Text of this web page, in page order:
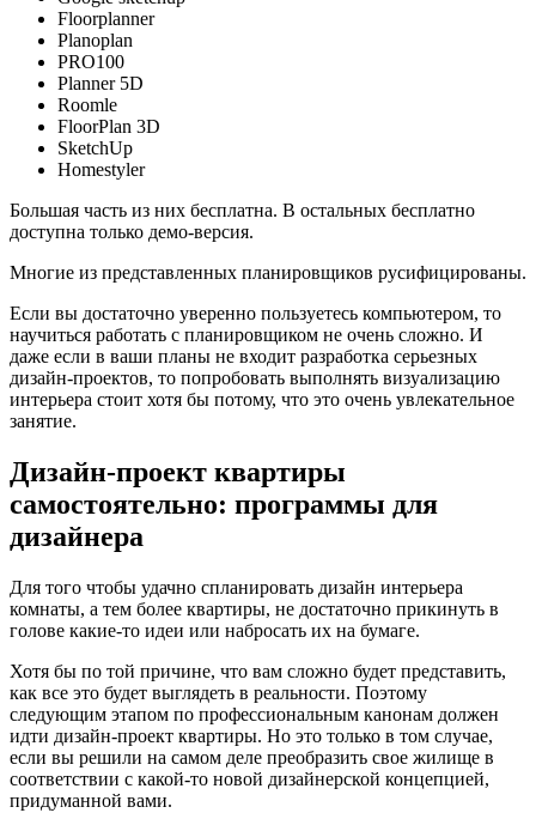
Floorplanner
Planoplan
PRO100
Planner 5D
Roomle
FloorPlan 3D
SketchUp
Homestyler
Большая часть из них бесплатна. В остальных бесплатно
доступна только демо-версия.
Многие из представленных планировщиков русифицированы.
Если вы достаточно уверенно пользуетесь компьютером, то
научиться работать с планировщиком не очень сложно. И
даже если в ваши планы не входит разработка серьезных
дизайн-проектов, то попробовать выполнять визуализацию
интерьера стоит хотя бы потому, что это очень увлекательное
занятие.
Дизайн-проект квартиры
самостоятельно: программы для
дизайнера
Для того чтобы удачно спланировать дизайн интерьера
комнаты, а тем более квартиры, не достаточно прикинуть в
голове какие-то идеи или набросать их на бумаге.
Хотя бы по той причине, что вам сложно будет представить,
как все это будет выглядеть в реальности. Поэтому
следующим этапом по профессиональным канонам должен
идти дизайн-проект квартиры. Но это только в том случае,
если вы решили на самом деле преобразить свое жилище в
соответствии с какой-то новой дизайнерской концепцией,
придуманной вами.